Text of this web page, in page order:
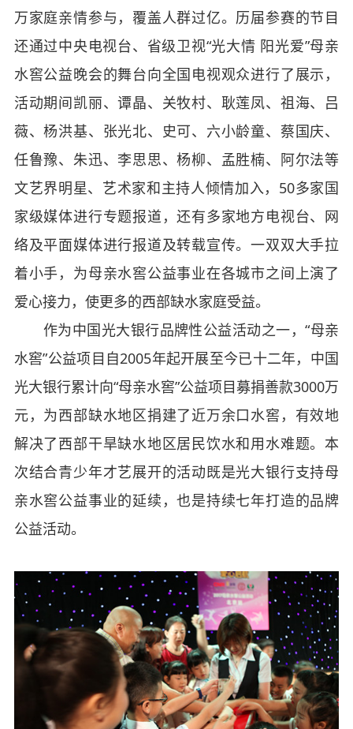
万家庭亲情参与，覆盖人群过亿。历届参赛的节目
还通过中央电视台、省级卫视“光大情 阳光爱”母亲
水窖公益晚会的舞台向全国电视观众进行了展示，
活动期间凯丽、谭晶、关牧村、耿莲凤、祖海、吕
薇、杨洪基、张光北、史可、六小龄童、蔡国庆、
任鲁豫、朱迅、李思思、杨柳、孟胜楠、阿尔法等
文艺界明星、艺术家和主持人倾情加入， 50多家国
家级媒体进行专题报道，还有多家地方电视台、网
络及平面媒体进行报道及转载宣传。一双双大手拉
着小手，为母亲水窖公益事业在各城市之间上演了
爱心接力，使更多的西部缺水家庭受益。
作为中国光大银行品牌性公益活动之一，“母亲
水窖”公益项目自2005年起开展至今已十二年，中国
光大银行累计向“母亲水窖”公益项目募捐善款3000万
元，为西部缺水地区捐建了近万余口水窖，有效地
解决了西部干旱缺水地区居民饮水和用水难题。本
次结合青少年才艺展开的活动既是光大银行支持母
亲水窖公益事业的延续，也是持续七年打造的品牌
公益活动。